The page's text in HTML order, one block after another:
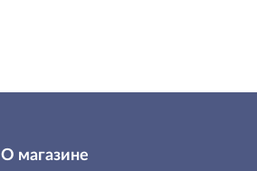
О магазине